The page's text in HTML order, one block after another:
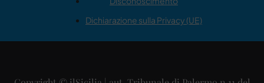
Dichiarazione sulla Privacy (UE)